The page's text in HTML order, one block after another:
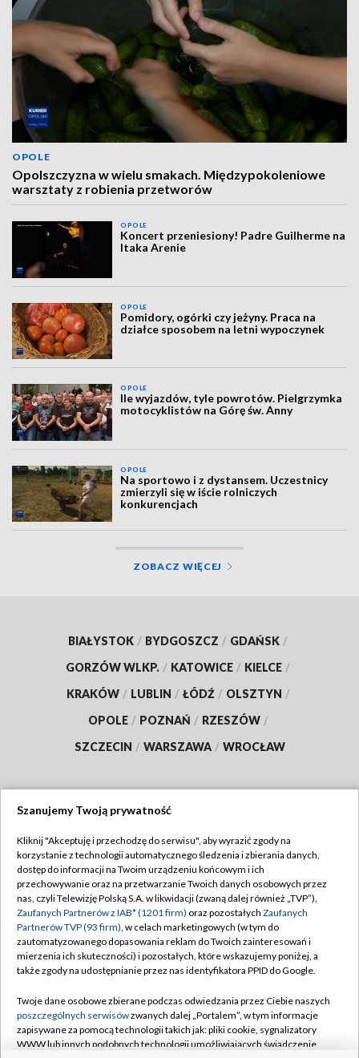
OPOLE
Opolszczyzna w wielu smakach. Międzypokoleniowe
warsztaty z robienia przetworów
OPOLE
Koncert przeniesiony! Padre Guilherme na
Itaka Arenie
OPOLE
Pomidory, ogórki czy jeżyny. Praca na
działce sposobem na letni wypoczynek
OPOLE
Ile wyjazdów, tyle powrotów. Pielgrzymka
motocyklistów na Górę św. Anny
OPOLE
Na sportowo i z dystansem. Uczestnicy
zmierzyli się w iście rolniczych
konkurencjach
ZOBACZ WIĘCEJ
BIAŁYSTOK / BYDGOSZCZ / GDAŃSK /
GORZÓW WLKP. / KATOWICE / KIELCE /
KRAKÓW / LUBLIN / ŁÓDŹ / OLSZTYN /
OPOLE / POZNAŃ / RZESZÓW /
SZCZECIN / WARSZAWA / WROCŁAW
TVP
Abonament TVP
Emisja w TVP
Centrum informacji TVP
Naziemna Telewizja Cyfrowa
Rada Programowa
System NOS
Regulamin TVP
Polityka prywatności
Moje zgody
Pomoc
Kontakt
Szanujemy Twoją prywatność
Kliknij "Akceptuję i przechodzę do serwisu", aby wyrazić zgody na
korzystanie z technologii automatycznego śledzenia i zbierania danych,
dostęp do informacji na Twoim urządzeniu końcowym i ich
przechowywanie oraz na przetwarzanie Twoich danych osobowych przez
nas, czyli Telewizję Polską S.A. w likwidacji (zwaną dalej również „TVP”),
Zaufanych Partnerów z IAB* (1201 firm) oraz pozostałych Zaufanych
Partnerów TVP (93 firm), w celach marketingowych (w tym do
zautomatyzowanego dopasowania reklam do Twoich zainteresowań i
mierzenia ich skuteczności) i pozostałych, które wskazujemy poniżej, a
także zgody na udostępnianie przez nas identyfikatora PPID do Google.
Twoje dane osobowe zbierane podczas odwiedzania przez Ciebie naszych
poszczególnych serwisówzwanych dalej „Portalem”, w tym informacje
zapisywane za pomocą technologii takich jak: pliki cookie, sygnalizatory
WWW lub innych podobnych technologii umożliwiających świadczenie